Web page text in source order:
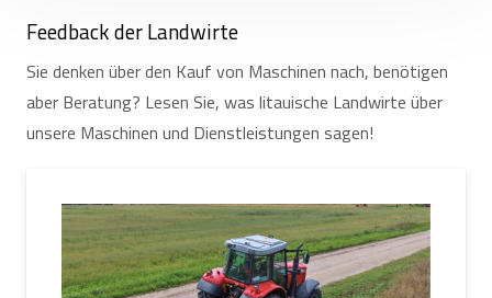
Feedback der Landwirte
Sie denken über den Kauf von Maschinen nach, benötigen
aber Beratung? Lesen Sie, was litauische Landwirte über
unsere Maschinen und Dienstleistungen sagen!